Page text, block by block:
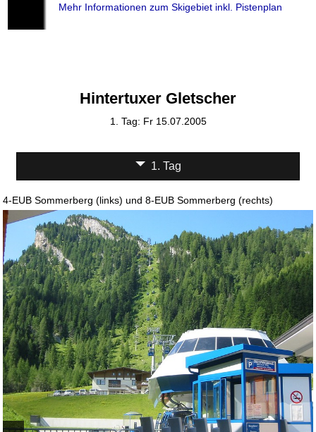
Mehr Informationen zum Skigebiet inkl. Pistenplan
Hintertuxer Gletscher
1. Tag: Fr 15.07.2005
1. Tag
4-EUB Sommerberg (links) und 8-EUB Sommerberg (rechts)